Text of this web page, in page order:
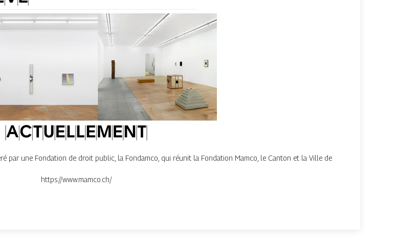
par une Fondation de droit public, la Fondamco, qui réunit la Fondation Mamco, le Canton et la Ville de
https://www.mamco.ch/